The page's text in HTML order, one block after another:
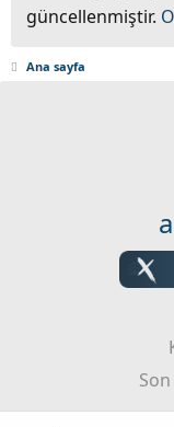
güncellenmiştir.
Ana sayfa